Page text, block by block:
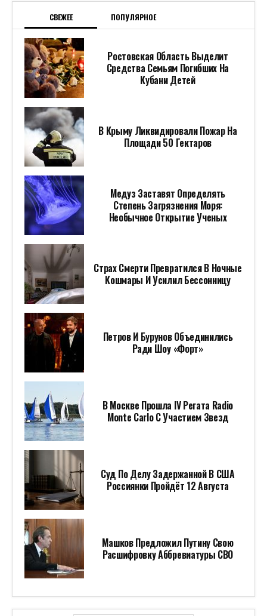
СВЕЖЕЕ ПОПУЛЯРНОЕ
Ростовская Область Выделит
Средства Семьям Погибших На
Кубани Детей
В Крыму Ликвидировали Пожар На
Площади 50 Гектаров
Медуз Заставят Определять
Степень Загрязнения Моря:
Необычное Открытие Ученых
Страх Смерти Превратился В Ночные
Кошмары И Усилил Бессонницу
Петров И Бурунов Объединились
Ради Шоу «Форт»
В Москве Прошла IV Регата Radio
Monte Carlo С Участием Звезд
Суд По Делу Задержанной В США
Россиянки Пройдёт 12 Августа
Машков Предложил Путину Свою
Расшифровку Аббревиатуры СВО